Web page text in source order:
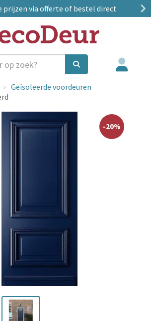
prijzen via offerte of bestel direct
Geïsoleerde voordeuren
-20%